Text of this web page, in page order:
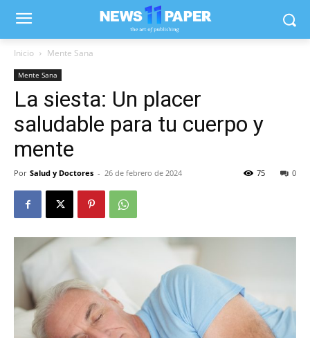
Inicio Mente Sana
Mente Sana
La siesta: Un placer
saludable para tu cuerpo y
mente
Por Salud y Doctores - 26 de febrero de 2024 0
75